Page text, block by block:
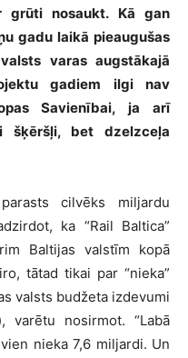
nosaukt. Kā gan
gadu laikā pieaugušas
varas augstākajā
gadiem ilgi nav
Savienībai, ja arī
šķēršļi, bet dzelzceļa
cilvēks miljardu
ka “Rail Baltica”
Baltijas valstīm kopā
tātad tikai par “nieka”
valsts budžeta izdevumi
varētu nosirmot. “Labā
nieka 7,6 miljardi. Un